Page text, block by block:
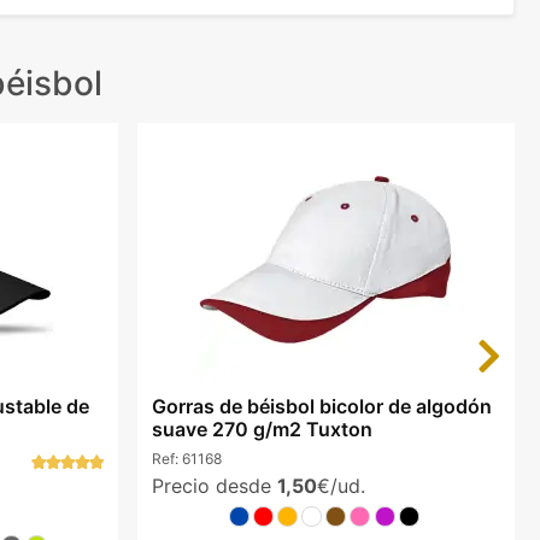
de
Gorras de béisbol bicolor de algodón
suave 270 g/m2 Tuxton
Ref: 61168
Precio desde 1,50€/ud.
Next